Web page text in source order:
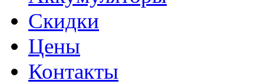
Скидки
Цены
Контакты